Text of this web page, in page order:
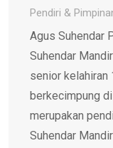
Pendiri &
Agus Suhendar
Suhendar
senior kelahiran
berkecimpung
merupakan
Suhendar